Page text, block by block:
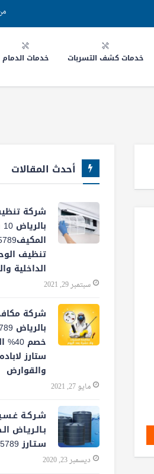
خدمات كشف التسربات خدمات الدمام
أحدث المقالات
شركة
تنظيف
الداخلية
سبتمبر 29, 2021
شركة
خصم
ستارز
والقوارض
مايو 27, 2021
شـركـة
بـالـريـاض
سـتـارز 0539205789
ديسمبر 23, 2020